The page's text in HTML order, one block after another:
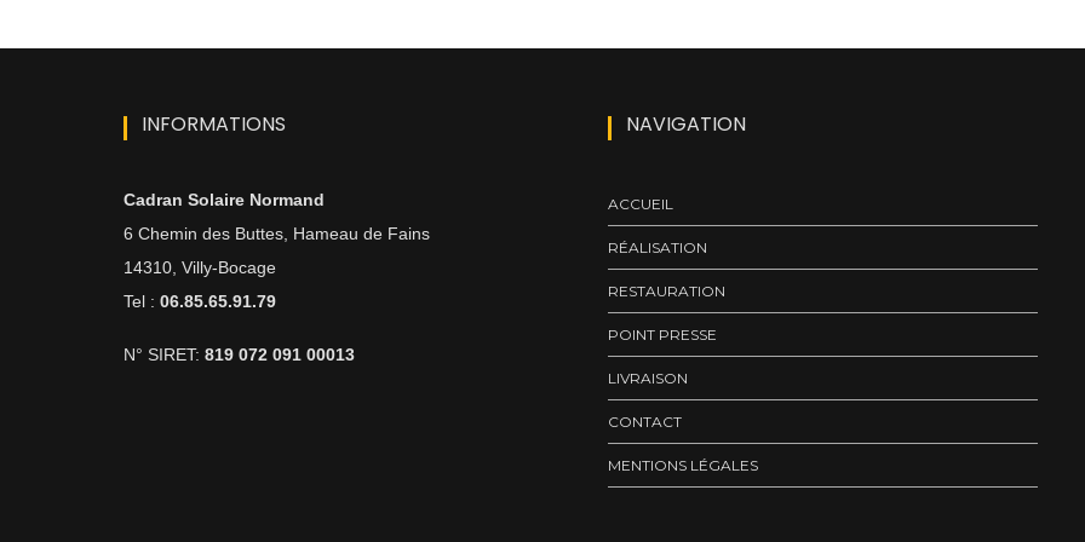
INFORMATIONS
Cadran Solaire Normand
6 Chemin des Buttes, Hameau de Fains
14310, Villy-Bocage
Tel : 06.85.65.91.79
N° SIRET: 819 072 091 00013
NAVIGATION
ACCUEIL
RÉALISATION
RESTAURATION
POINT PRESSE
LIVRAISON
CONTACT
MENTIONS LÉGALES